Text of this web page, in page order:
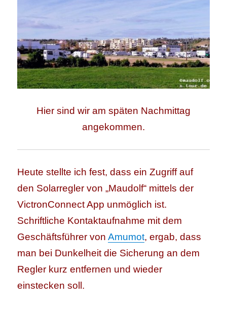
Hier sind wir am späten Nachmittag
angekommen.
Heute stellte ich fest, dass ein Zugriff auf
den Solarregler von „Maudolf“ mittels der
VictronConnect App unmöglich ist.
Schriftliche Kontaktaufnahme mit dem
Geschäftsführer vonAmumot, ergab, dass
man bei Dunkelheit die Sicherung an dem
Regler kurz entfernen und wieder
einstecken soll.